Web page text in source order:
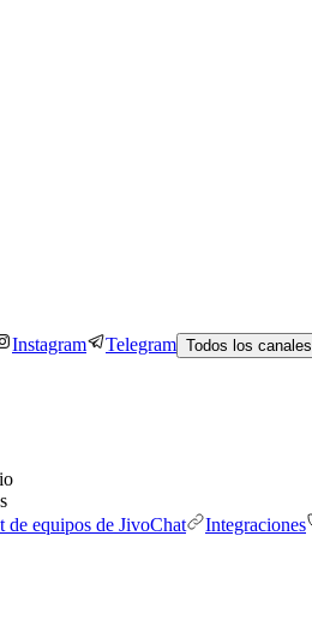
Instagram Telegram Todos los canales
de equipos de JivoChat Integraciones